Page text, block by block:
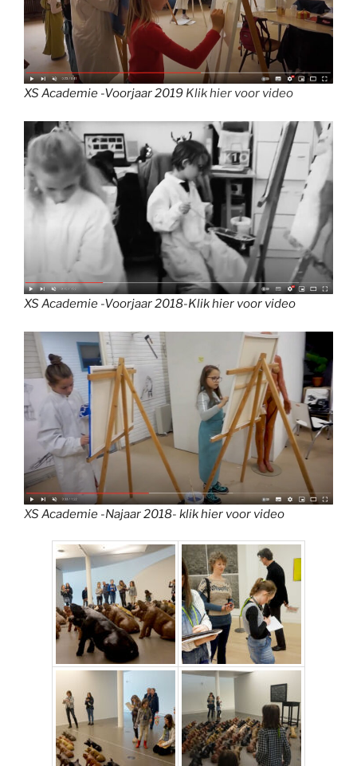
XS Academie -Voorjaar 2019 Klik hier voor video
XS Academie -Voorjaar 2018-Klik hier voor video
XS Academie -Najaar 2018- klik hier voor video